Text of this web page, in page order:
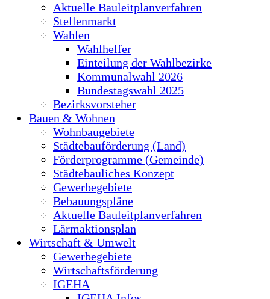
Aktuelle Bauleitplanverfahren
Stellenmarkt
Wahlen
Wahlhelfer
Einteilung der Wahlbezirke
Kommunalwahl 2026
Bundestagswahl 2025
Bezirksvorsteher
Bauen & Wohnen
Wohnbaugebiete
Städtebauförderung (Land)
Förderprogramme (Gemeinde)
Städtebauliches Konzept
Gewerbegebiete
Bebauungspläne
Aktuelle Bauleitplanverfahren
Lärmaktionsplan
Wirtschaft & Umwelt
Gewerbegebiete
Wirtschaftsförderung
IGEHA